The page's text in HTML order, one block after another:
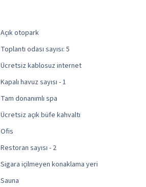
Açık otopark
Toplantı odası sayısı: 5
Ücretsiz kablosuz internet
Kapalı havuz sayısı - 1
Tam donanımlı spa
Ücretsiz açık büfe kahvaltı
Ofis
Restoran sayısı - 2
Sigara içilmeyen konaklama yeri
Sauna